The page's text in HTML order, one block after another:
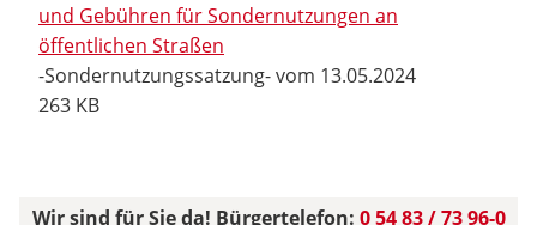
und Gebühren für Sondernutzungen an
öffentlichen Straßen
-Sondernutzungssatzung- vom 13.05.2024
263 KB
Wir sind für Sie da! Bürgertelefon: 0 54 83 / 73 96-0